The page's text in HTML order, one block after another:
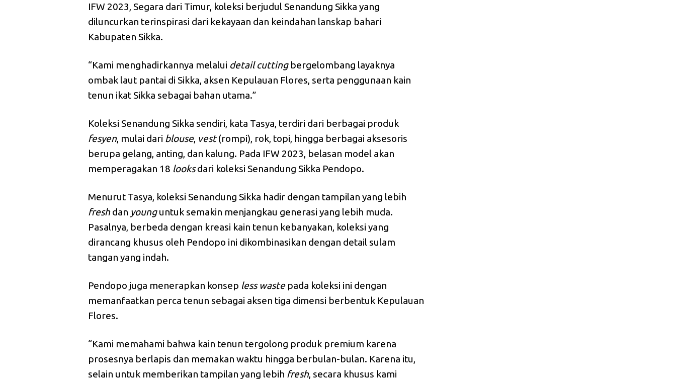
IFW 2023, Segara dari Timur, koleksi berjudul Senandung Sikka yang
diluncurkan terinspirasi dari kekayaan dan keindahan lanskap bahari
Kabupaten Sikka.
“Kami menghadirkannya melalui detail cuttingbergelombang layaknya
ombak laut pantai di Sikka, aksen Kepulauan Flores, serta penggunaan kain
tenun ikat Sikka sebagai bahan utama.”
Koleksi Senandung Sikka sendiri, kata Tasya, terdiri dari berbagai produk
fesyen, mulai dari blouse, vest(rompi), rok, topi, hingga berbagai aksesoris
berupa gelang, anting, dan kalung. Pada IFW 2023, belasan model akan
memperagakan 18 looksdari koleksi Senandung Sikka Pendopo.
Menurut Tasya, koleksi Senandung Sikka hadir dengan tampilan yang lebih
freshdan younguntuk semakin menjangkau generasi yang lebih muda.
Pasalnya, berbeda dengan kreasi kain tenun kebanyakan, koleksi yang
dirancang khusus oleh Pendopo ini dikombinasikan dengan detail sulam
tangan yang indah.
Pendopo juga menerapkan konsep less wastepada koleksi ini dengan
memanfaatkan perca tenun sebagai aksen tiga dimensi berbentuk Kepulauan
Flores.
“Kami memahami bahwa kain tenun tergolong produk premium karena
prosesnya berlapis dan memakan waktu hingga berbulan-bulan. Karena itu,
selain untuk memberikan tampilan yang lebih fresh, secara khusus kami